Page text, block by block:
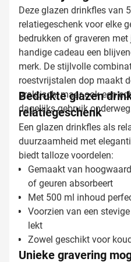
Deze glazen drinkfles van
relatiegeschenk voor elke
bedrukken of graveren
handige cadeau een
merk. De stijlvolle
roestvrijstalen dop maakt
praktisch, maar ook een
dagelijks gebruik
Bedrukte glazen
relatiegeschenk
Een glazen drinkfles als
duurzaamheid met
biedt talloze voordelen:
Gemaakt van
of geuren absorbeert
Met 500 ml inhoud
Voorzien van een
lekt
Zowel geschikt voor
Unieke gravering